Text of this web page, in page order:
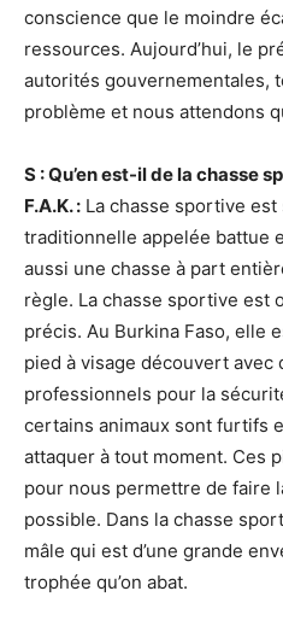
conscience que le moindre
ressources. Aujourd’hui, le
autorités gouvernementales,
problème et nous attendons
S : Qu’en est-il de la chasse
F.A.K. : La chasse sportive
traditionnelle appelée battue
aussi une chasse à part
règle. La chasse sportive est
précis. Au Burkina Faso, elle
pied à visage découvert avec
professionnels pour la
certains animaux sont furtifs
attaquer à tout moment. Ces
pour nous permettre de faire
possible. Dans la chasse
mâle qui est d’une grande
trophée qu’on abat.